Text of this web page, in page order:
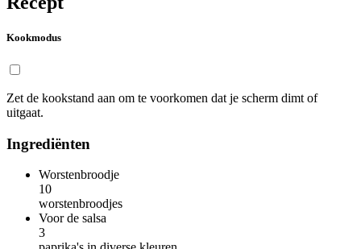
Kookmodus
Zet de kookstand aan om te voorkomen dat je scherm dimt of
uitgaat.
Ingrediënten
Worstenbroodje
10
worstenbroodjes
Voor de salsa
3